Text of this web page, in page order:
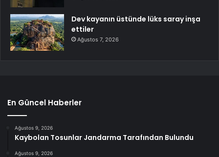
Dev kayanın üstünde lüks saray inşa
ettiler
Ağustos 7, 2026
En Güncel Haberler
Ağustos 9, 2026
Kaybolan Tosunlar Jandarma Tarafından Bulundu
Ağustos 9, 2026